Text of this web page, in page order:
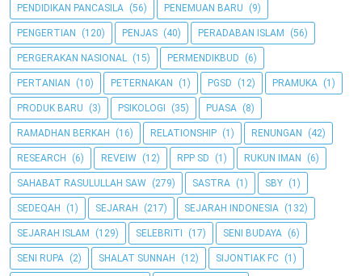
PENDIDIKAN PANCASILA (56) PENEMUAN BARU (9)
PENGERTIAN (120) PENJAS (40) PERADABAN ISLAM (56)
PERGERAKAN NASIONAL (15) PERMENDIKBUD (6)
PERTANIAN (10) PETERNAKAN (1) PGSD (12) PRAMUKA (1)
PRODUK BARU (3) PSIKOLOGI (35) PUASA (8)
RAMADHAN BERKAH (16) RELATIONSHIP (1) RENUNGAN (42)
RESEARCH (6) REVEIW (12) RPP SD (1) RUKUN IMAN (6)
SAHABAT RASULULLAH SAW (279) SASTRA (1) SBY (1)
SEDEQAH (1) SEJARAH (217) SEJARAH INDONESIA (132)
SEJARAH ISLAM (129) SELEBRITI (17) SENI BUDAYA (6)
SENI RUPA (2) SHALAT SUNNAH (12) SIJONTIAK FC (1)